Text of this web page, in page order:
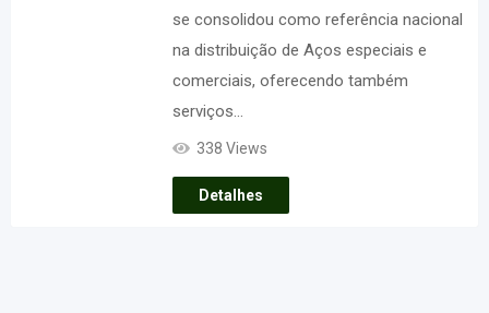
se consolidou como referência nacional
na distribuição de Aços especiais e
comerciais, oferecendo também
serviços…
338 Views
Detalhes